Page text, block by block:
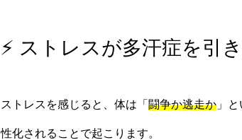
⚡ ストレスが多汗症を引
ストレスを感じると、体は「 闘争か逃走か 」
性化されることで起こります。